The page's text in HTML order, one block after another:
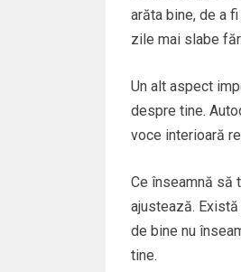
arăta bine, de a
zile mai slabe
Un alt aspect
despre tine.
voce interioară
Ce înseamnă să
ajustează.
de bine nu
tine.